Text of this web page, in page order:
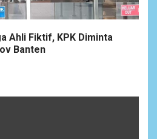
Ahli Fiktif, KPK Diminta
Banten